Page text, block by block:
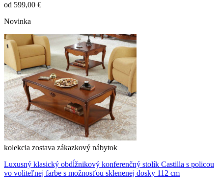
od 599,00 €
Novinka
kolekcia zostava zákazkový nábytok
Luxusný klasický obdĺžnikový konferenčný stolík Castilla s policou
vo voliteľnej farbe s možnosťou sklenenej dosky 112 cm